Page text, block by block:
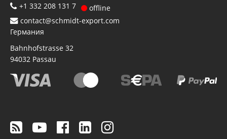
+1 332 208 131 7
offline
contact@schmidt-export.com
Германия
Bahnhofstrasse 32
94032 Passau